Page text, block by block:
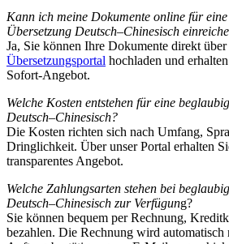
Kann ich meine Dokumente online für
Übersetzung Deutsch–Chinesisch
Ja, Sie können Ihre Dokumente direkt über
Übersetzungsportal hochladen und
Sofort-Angebot.
Welche Kosten entstehen für eine
Deutsch–Chinesisch?
Die Kosten richten sich nach Umfang,
Dringlichkeit. Über unser Portal erhalten
transparentes Angebot.
Welche Zahlungsarten stehen bei
Deutsch–Chinesisch zur Verfügung?
Sie können bequem per Rechnung,
bezahlen. Die Rechnung wird automatisch